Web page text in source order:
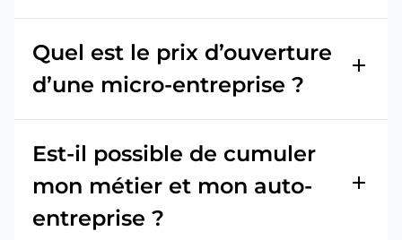
Quel est le prix d’ouverture
d’une micro-entreprise ?
add
Est-il possible de cumuler
mon métier et mon auto-
entreprise ?
add